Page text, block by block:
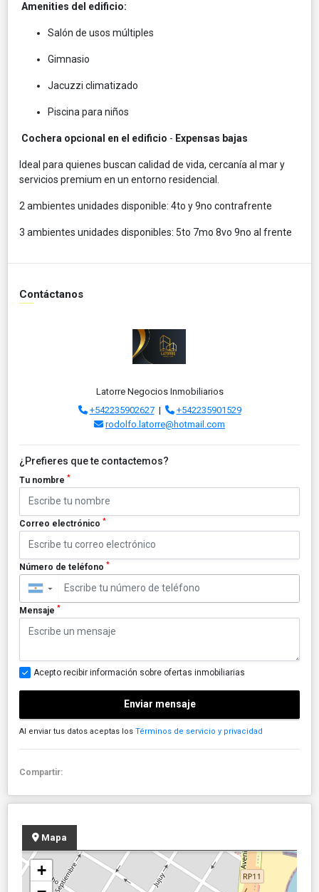
Amenities del edificio:
Salón de usos múltiples
Gimnasio
Jacuzzi climatizado
Piscina para niños
Cochera opcional en el edificio - Expensas bajas
Ideal para quienes buscan calidad de vida, cercanía al mar y
servicios premium en un entorno residencial.
2 ambientes unidades disponible: 4to y 9no contrafrente
3 ambientes unidades disponibles: 5to 7mo 8vo 9no al frente
Contáctanos
Latorre Negocios Inmobiliarios
+542235902627|
+542235901529
rodolfo.latorre@hotmail.com
¿Prefieres que te contactemos?
Tu nombre *
Correo electrónico *
Número de teléfono *
▼
Mensaje *
Acepto recibir información sobre ofertas inmobiliarias
Enviar mensaje
Al enviar tus datos aceptas los Términos de servicio y privacidad
Compartir:
Mapa
+